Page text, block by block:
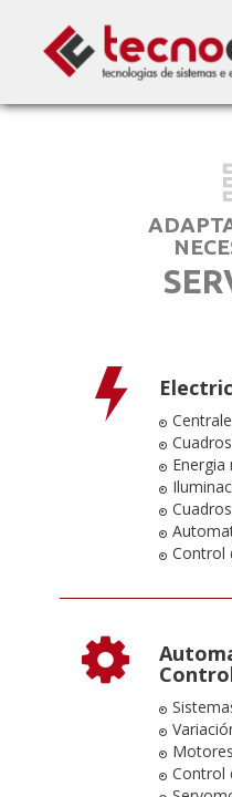
Energia
Control
Control